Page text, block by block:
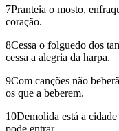
7Pranteia o mosto,
coração.
8Cessa o folguedo dos
cessa a alegria da harpa.
9Com canções não
os que a beberem.
10Demolida está a
pode entrar.